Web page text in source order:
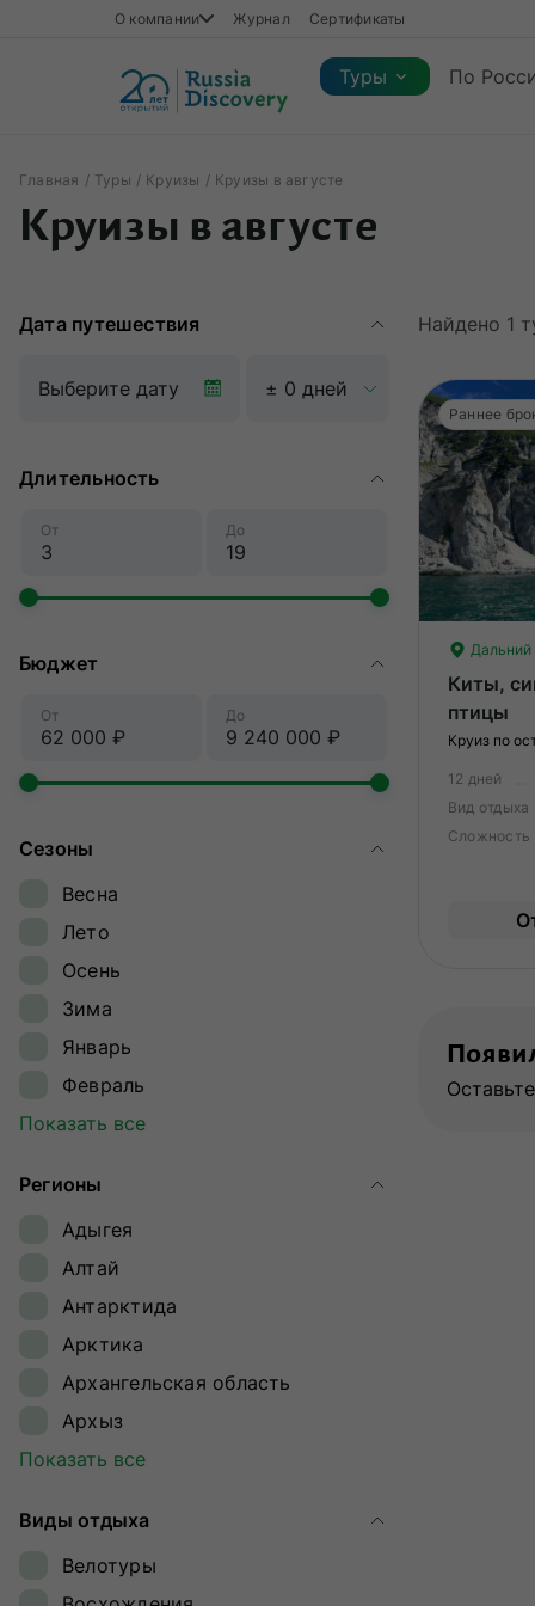
О компании Журнал Сертификаты
Туры
Каталог туров
По
Каталог туров
Регионы
Главная Туры Круизы Круизы в августе
Круизы в августе
Дата путешествия
Длительность
От До
Бюджет
От До
Сезоны
Весна
Лето
Осень
Зима
Январь
Февраль
Март
Июнь
Июль
Август
Сентябрь
Октябрь
Ноябрь
Декабрь
Показать все
Регионы
Адыгея
Алтай
Антарктида
Арктика
Архангельская область
Архыз
Байкал
Восточный Саян
Дагестан
Показать все
Виды отдыха
Велотуры
Найдено 1
Раннее
Дальний
Киты,
птицы
Круиз по
12 дней
Вид отдыха
Сложность